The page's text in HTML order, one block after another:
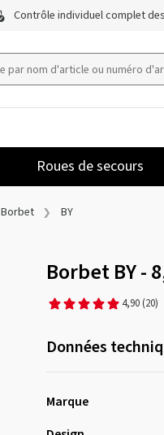
Contrôle individuel complet
Roues de secours
Borbet BY
Borbet BY -
4,90 (20)
Données
Marque